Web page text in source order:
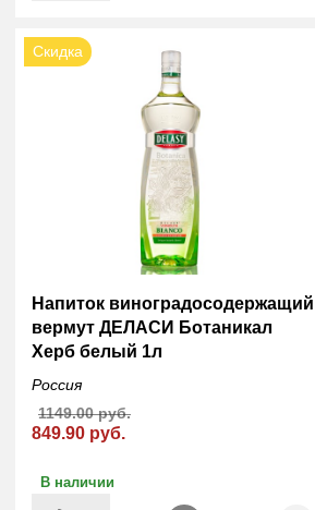
Скидка
Напиток виноградосодержащий
вермут ДЕЛАСИ Ботаникал
Херб белый 1л
Россия
849.90 руб.
1149.00 руб.
В наличии